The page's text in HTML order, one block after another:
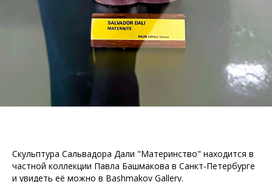
Скульптура Сальвадора Дали "Материнство" находится в
частной коллекции Павла Башмакова в Санкт-Петербурге
и увидеть её можно в Bashmakov Gallery.